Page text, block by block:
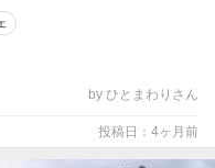
by ひとまわりさん
投稿日：4ヶ月前